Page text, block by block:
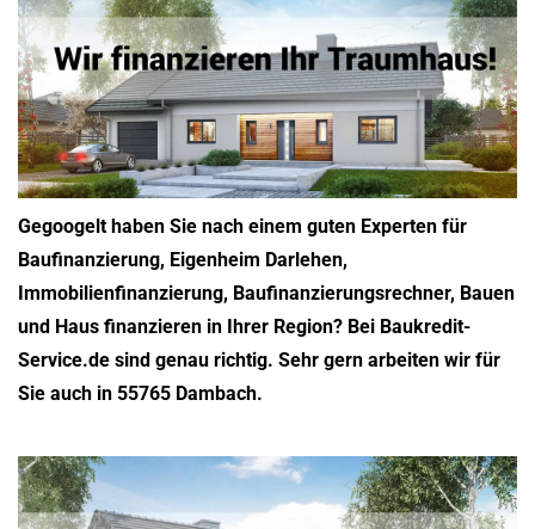
Gegoogelt haben Sie nach einem guten Experten für
Baufinanzierung, Eigenheim Darlehen,
Immobilienfinanzierung, Baufinanzierungsrechner, Bauen
und Haus finanzieren in Ihrer Region? Bei Baukredit-
Service.de sind genau richtig. Sehr gern arbeiten wir für
Sie auch in 55765 Dambach.